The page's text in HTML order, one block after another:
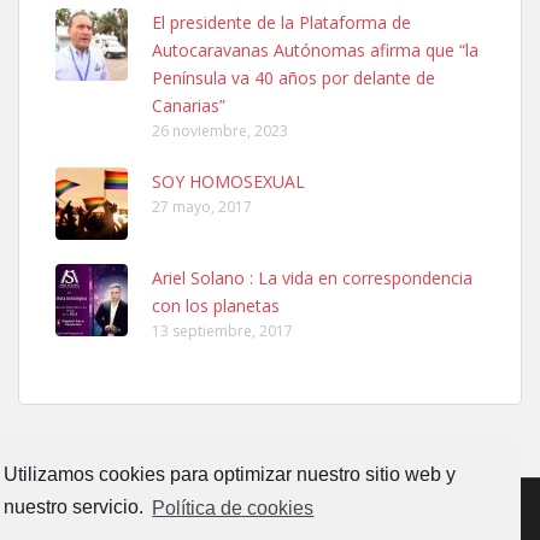
Utilizamos cookies para optimizar nuestro sitio web y
nuestro servicio. Política de cookies
Ninfa perdida
El día 5 se los perdió una ninfa papillera, asustada tiene miedo a la
calle, se perdió por la zon...
Leales.org » Gran Canaria
6.7.2025
Adopcion
Busco casa de acogida para mi perrita ya que por temas de trabajo
no la puedo tener. Solo gente r...
El presidente de la Plataforma de
Autocaravanas Autónomas afirma que “la
Península va 40 años por delante de
Canarias”
26 noviembre, 2023
SOY HOMOSEXUAL
27 mayo, 2017
Ariel Solano : La vida en correspondencia
con los planetas
13 septiembre, 2017